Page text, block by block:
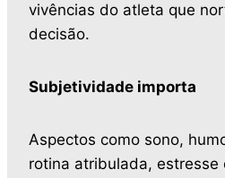
vivências do atleta que
decisão.
Subjetividade importa
Aspectos como sono,
rotina atribulada, estresse